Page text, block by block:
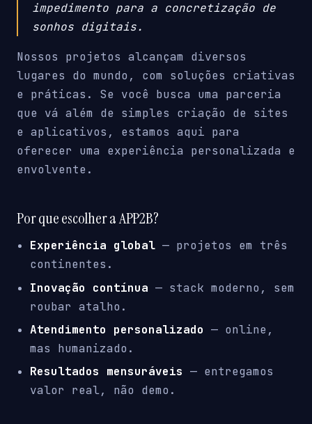
impedimento para a concretização de
sonhos digitais.
Nossos projetos alcançam diversos
lugares do mundo, com soluções criativas
e práticas. Se você busca uma parceria
que vá além de simples criação de sites
e aplicativos, estamos aqui para
oferecer uma experiência personalizada e
envolvente.
Por que escolher a APP2B?
Experiência global — projetos em três
continentes.
Inovação contínua — stack moderno, sem
roubar atalho.
Atendimento personalizado — online,
mas humanizado.
Resultados mensuráveis — entregamos
valor real, não demo.